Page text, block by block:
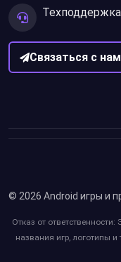
Связаться с
© 2026 Android игры и
Отказ от
названия игр, логотипы